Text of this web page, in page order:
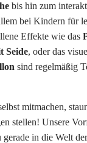
bis hin zum
bei Kindern für
Effekte wie das
Seide, oder das
sind regelmäßig
mitmachen,
stellen! Unsere
in die Welt